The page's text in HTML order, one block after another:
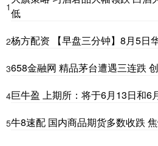
1低
2杨方配资 【早盘三分钟】8月5日
3658金融网 精品茅台遭遇三连跌
4巨牛盈 上期所：将于6月13日和6
5牛8速配 国内商品期货多数收跌